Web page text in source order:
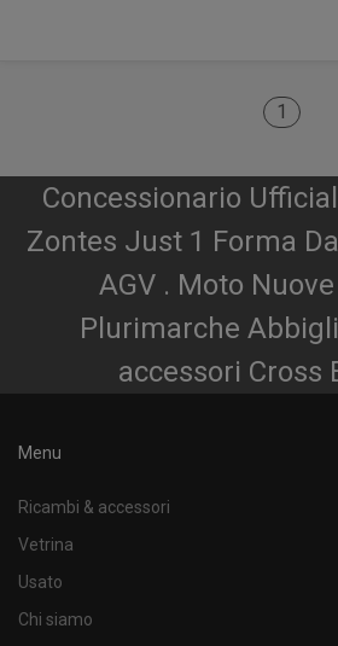
1
Concessionario
Zontes Just 1 Forma
AGV . Moto
Plurimarche
accessori Cross
Menu
Ricambi & accessori
Vetrina
Usato
Chi siamo